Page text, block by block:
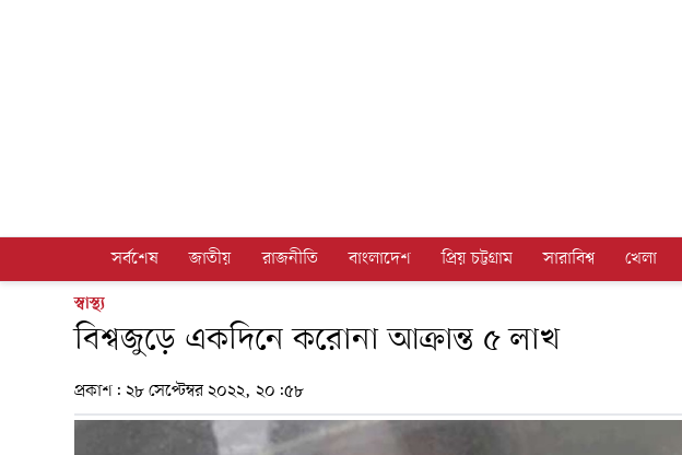
সর্বশেষ জাতীয় রাজনীতি বাংলাদেশ প্রিয় চট্টগ্রাম সারাবিশ্ব খেলা
স্বাস্থ্য
বিশ্বজুড়ে একদিনে করোনা আক্রান্ত ৫ লাখ
প্রকাশ: ২৮ সেপ্টেম্বর ২০২২, ২০:৫৮